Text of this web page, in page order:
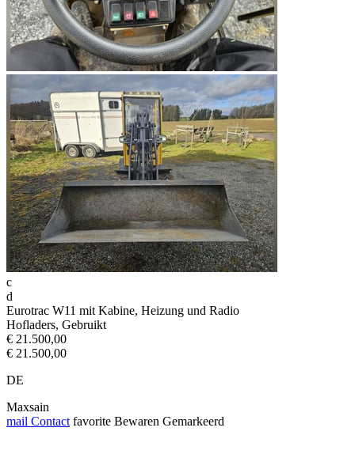
c
d
Eurotrac W11 mit Kabine, Heizung und Radio
Hofladers, Gebruikt
€ 21.500,00
€ 21.500,00
DE
Maxsain
mail Contact favorite Bewaren Gemarkeerd